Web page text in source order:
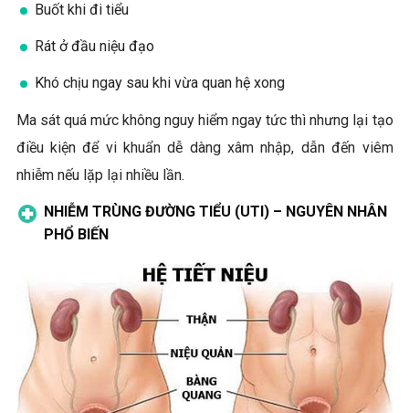
Buốt khi đi tiểu
Rát ở đầu niệu đạo
Khó chịu ngay sau khi vừa quan hệ xong
Ma sát quá mức không nguy hiểm ngay tức thì nhưng lại tạo
điều kiện để vi khuẩn dễ dàng xâm nhập, dẫn đến viêm
nhiễm nếu lặp lại nhiều lần.
NHIỄM TRÙNG ĐƯỜNG TIỂU (UTI) – NGUYÊN NHÂN
PHỔ BIẾN